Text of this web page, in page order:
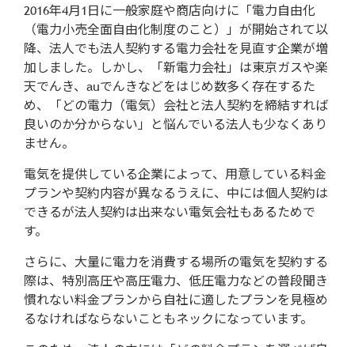
2016年4月1日に一般家庭や商店向けに「電力自由化
（電力小売全面自由化制度のこと）」が開始されて以
降、法人でも法人契約する電力会社を見直す企業が増
加しました。しかし、「新電力会社」は東京ガスや楽
天でんき、auでんきなどをはじめ数多く存在するた
め、「どの電力（電気）会社と法人契約を締結すれば
良いのか分からない」と悩んでいる法人も少なくあり
ません。
電気を提供している企業によって、用意している料金
プランや契約内容が異なるうえに、中には個人契約は
できるが法人契約は出来ない電気会社もあるためで
す。
さらに、大量に電力を消費する場所の電気を契約する
際は、特別高圧や高圧電力、低圧電力などの普段聞き
慣れない料金プランから自社に適したプランを見極め
るなければならないこともネックになっています。